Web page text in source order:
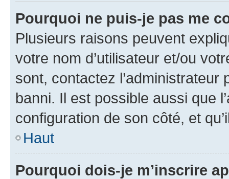
Pourquoi ne puis-je pas me
Plusieurs raisons peuvent
votre nom d’utilisateur et/ou
sont, contactez l’administrateur
banni. Il est possible aussi que
configuration de son côté, et
Haut
Pourquoi dois-je m’inscrire